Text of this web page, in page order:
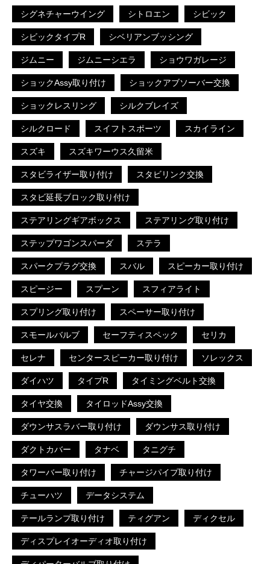
シグネチャーウイング シトロエン シビック
シビックタイプR シベリアンブッシング
ジムニー ジムニーシエラ ショウワガレージ
ショックAssy取り付け ショックアブソーバー交換
ショックレスリング シルクブレイズ
シルクロード スイフトスポーツ スカイライン
スズキ スズキワーウス久留米
スタビライザー取り付け スタビリンク交換
スタビ延長ブロック取り付け
ステアリングギアボックス ステアリング取り付け
ステップワゴンスパーダ ステラ
スパークプラグ交換 スバル スピーカー取り付け
スピージー スプーン スフィアライト
スプリング取り付け スペーサー取り付け
スモールバルブ セーフティスペック セリカ
セレナ センタースピーカー取り付け ソレックス
ダイハツ タイプR タイミングベルト交換
タイヤ交換 タイロッドAssy交換
ダウンサスラバー取り付け ダウンサス取り付け
ダクトカバー タナベ タニグチ
タワーバー取り付け チャージパイプ取り付け
チューハツ データシステム
テールランプ取り付け ティグアン ディクセル
ディスプレイオーディオ取り付け